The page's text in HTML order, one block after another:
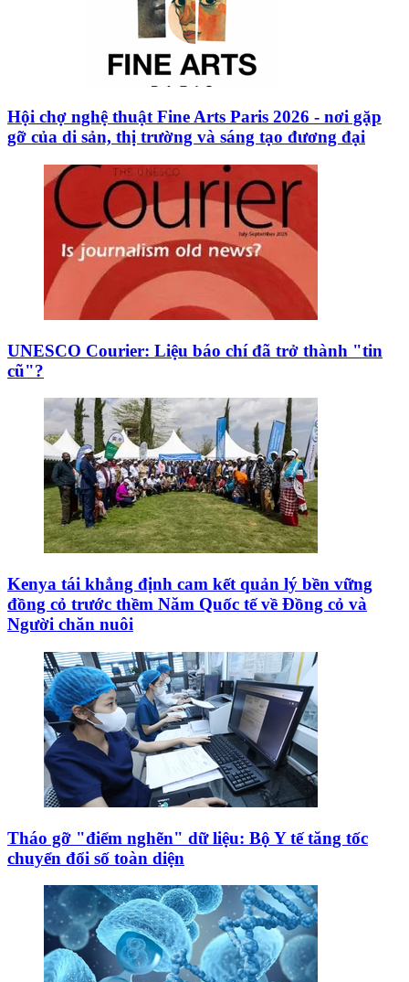
Hội chợ nghệ thuật Fine Arts Paris 2026 - nơi gặp
gỡ của di sản, thị trường và sáng tạo đương đại
UNESCO Courier: Liệu báo chí đã trở thành "tin
cũ"?
Kenya tái khẳng định cam kết quản lý bền vững
đồng cỏ trước thềm Năm Quốc tế về Đồng cỏ và
Người chăn nuôi
Tháo gỡ "điểm nghẽn" dữ liệu: Bộ Y tế tăng tốc
chuyển đổi số toàn diện